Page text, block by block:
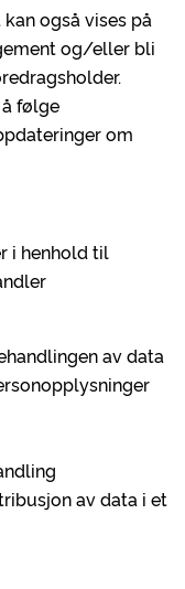
også vises på
og/eller bli
følge
om
i henhold til
av data
av data i et